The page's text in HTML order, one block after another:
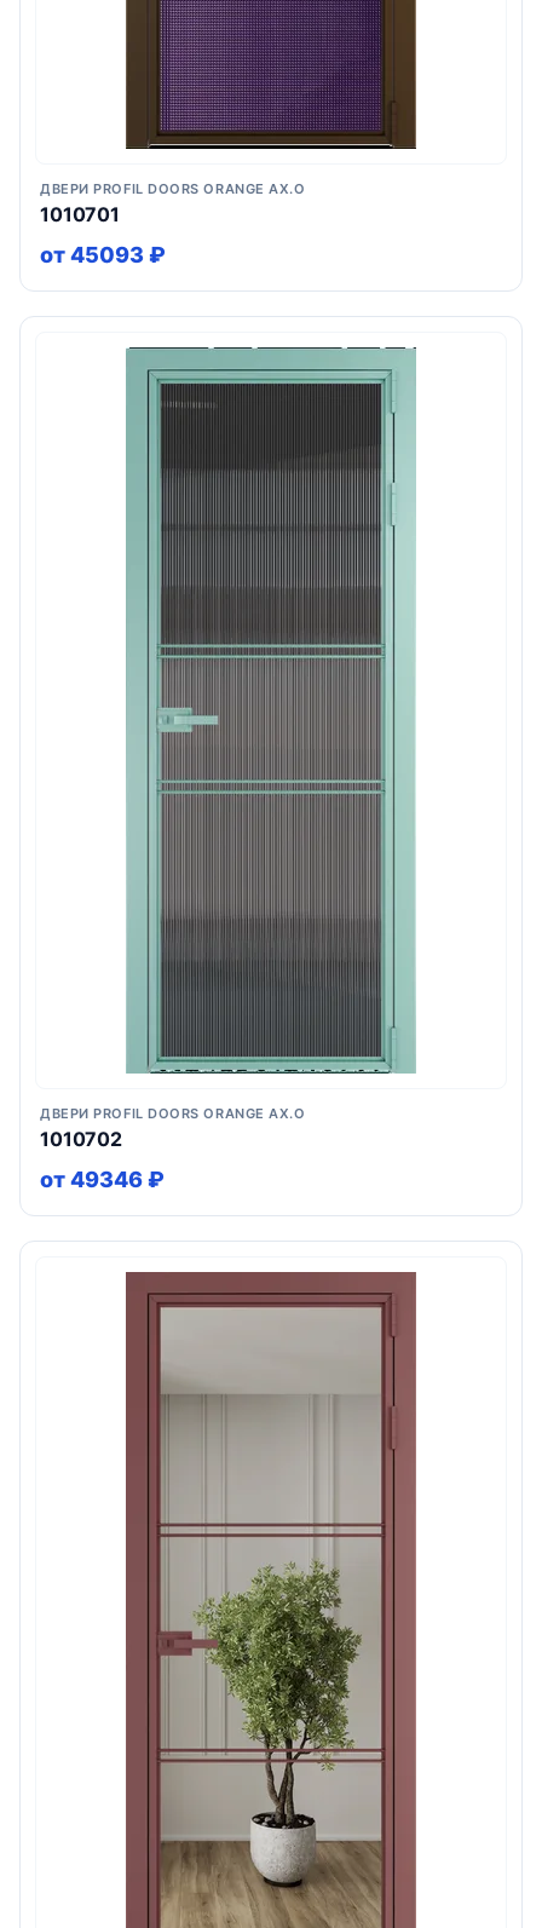
ДВЕРИ PROFIL DOORS ORANGE AX.O
1010701
от 45093 ₽
ДВЕРИ PROFIL DOORS ORANGE AX.O
1010702
от 49346 ₽